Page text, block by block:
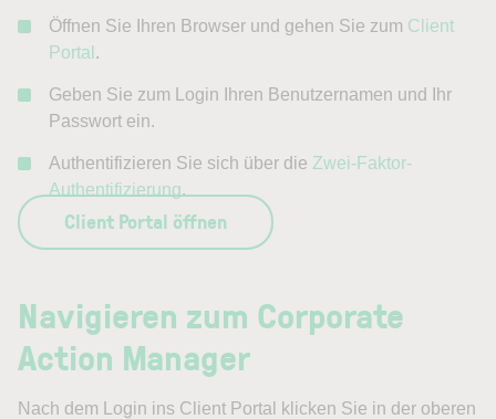
Öffnen Sie Ihren Browser und gehen Sie zum Client
Portal .
Geben Sie zum Login Ihren Benutzernamen und Ihr
Passwort ein.
Authentifizieren Sie sich über die Zwei-Faktor-
Authentifizierung.
Client Portal öffnen
Navigieren zum Corporate
Action Manager
Nach dem Login ins Client Portal klicken Sie in der oberen